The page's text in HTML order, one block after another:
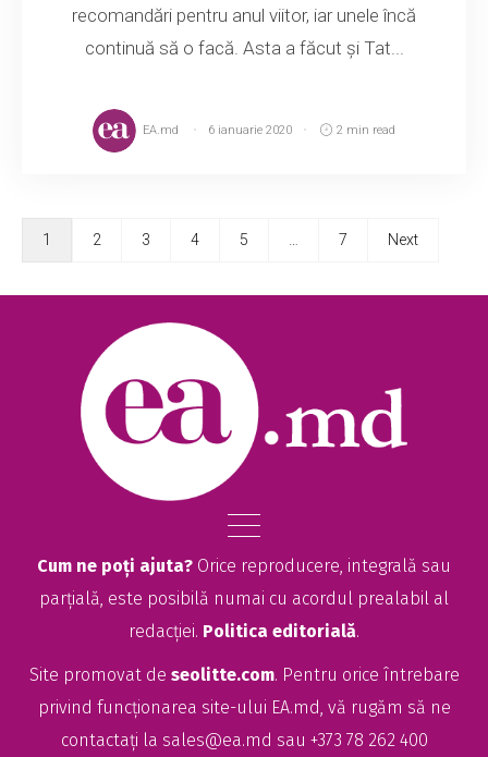
recomandări pentru anul viitor, iar unele încă
continuă să o facă. Asta a făcut și Tat...
EA.md 6 ianuarie 2020 2 min read
1 2 3 4 5 7 Next
Cum ne poți ajuta? Orice reproducere, integrală sau
parțială, este posibilă numai cu acordul prealabil al
redacției. Politica editorială.
Site promovat de seolitte.com. Pentru orice întrebare
privind funcționarea site-ului EA.md, vă rugăm să ne
contactați la sales@ea.md sau +373 78 262 400